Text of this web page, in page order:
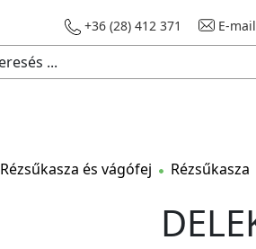
+36 (28) 412 371 E-mail
Rézsűkasza és vágófej Rézsűkasza